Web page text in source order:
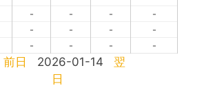
- - -
-
- - -
-
- - - -
前日 2026-01-14
翌
日